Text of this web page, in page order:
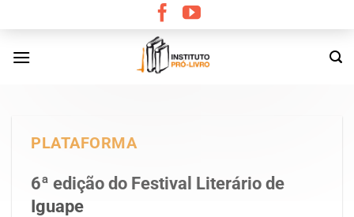
content
PLATAFORMA
6ª edição do Festival Literário de
Iguape